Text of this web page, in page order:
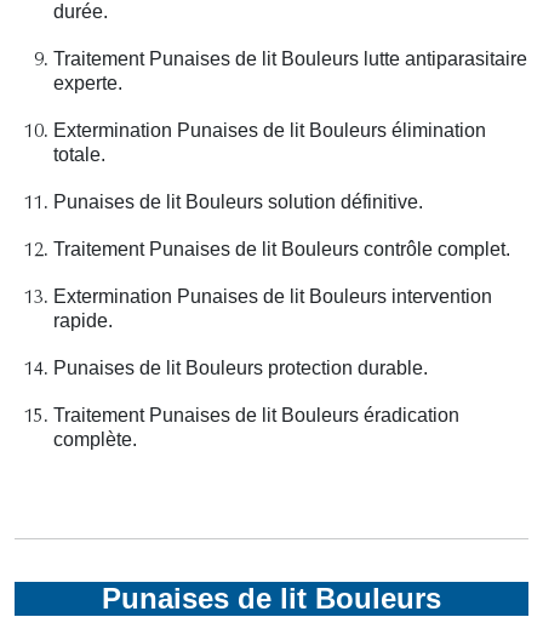
durée.
Traitement Punaises de lit Bouleurs lutte antiparasitaire
experte.
Extermination Punaises de lit Bouleurs élimination
totale.
Punaises de lit Bouleurs solution définitive.
Traitement Punaises de lit Bouleurs contrôle complet.
Extermination Punaises de lit Bouleurs intervention
rapide.
Punaises de lit Bouleurs protection durable.
Traitement Punaises de lit Bouleurs éradication
complète.
Punaises de lit Bouleurs